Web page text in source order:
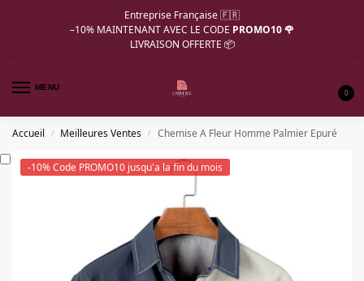
Entreprise Française 🇫🇷
–10% MAINTENANT AVEC LE CODE PROMO10 🌹
LIVRAISON OFFERTE 📦
MENU
0
Accueil / Meilleures Ventes / Chemise A Fleur Homme Palmier Epuré
-10% Code PROMO10 jusqu'a la fin du mois